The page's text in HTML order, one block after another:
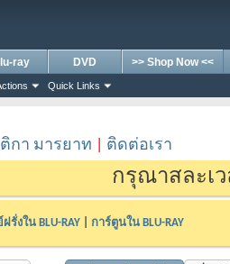
Quick Links
ray DVD >> Shop Now <<
กา มารยาท ติดต่อเรา
กรุณาสละเว
รั่งใน BLU-RAY การ์ตูนใน BLU-RAY